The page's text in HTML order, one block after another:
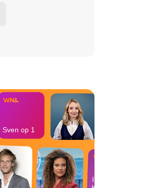
In de
Sven op 1